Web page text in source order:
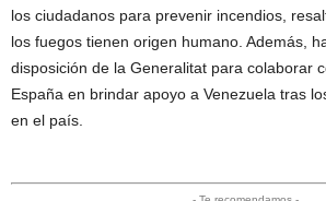
los ciudadanos para prevenir incendios,
los fuegos tienen origen humano. Además,
disposición de la Generalitat para colaborar
España en brindar apoyo a Venezuela tras
en el país.